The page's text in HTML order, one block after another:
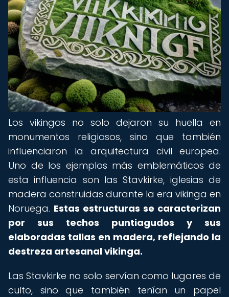
Los vikingos no solo dejaron su huella en
monumentos religiosos, sino que también
influenciaron la arquitectura civil europea.
Uno de los ejemplos más emblemáticos de
esta influencia son las Stavkirke, iglesias de
madera construidas durante la era vikinga en
Noruega. Estas estructuras se caracterizan
por sus techos puntiagudos y sus
elaboradas tallas en madera, reflejando la
destreza artesanal vikinga.
Las Stavkirke no solo servían como lugares de
culto, sino que también tenían un papel